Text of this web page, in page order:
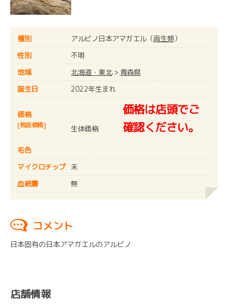
種別 アルビノ日本アマガエル（両生類）
性別
不明
地域
北海道・東北> 青森県
誕生日
2022年生まれ
価格
[税抜価格] 生体価格
価格は店頭でご
確認ください。
毛色
マイクロチップ
未
血統書
無
コメント
日本固有の日本アマガエルのアルビノ
店舗情報